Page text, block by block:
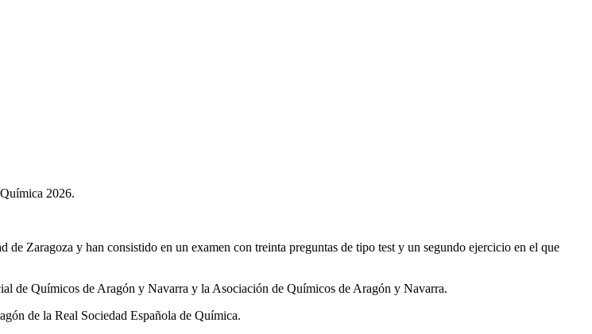
2026.
Zaragoza y han consistido en un examen con treinta preguntas de tipo test y un segundo ejercicio en el que
de Químicos de Aragón y Navarra y la Asociación de Químicos de Aragón y Navarra.
de la Real Sociedad Española de Química.